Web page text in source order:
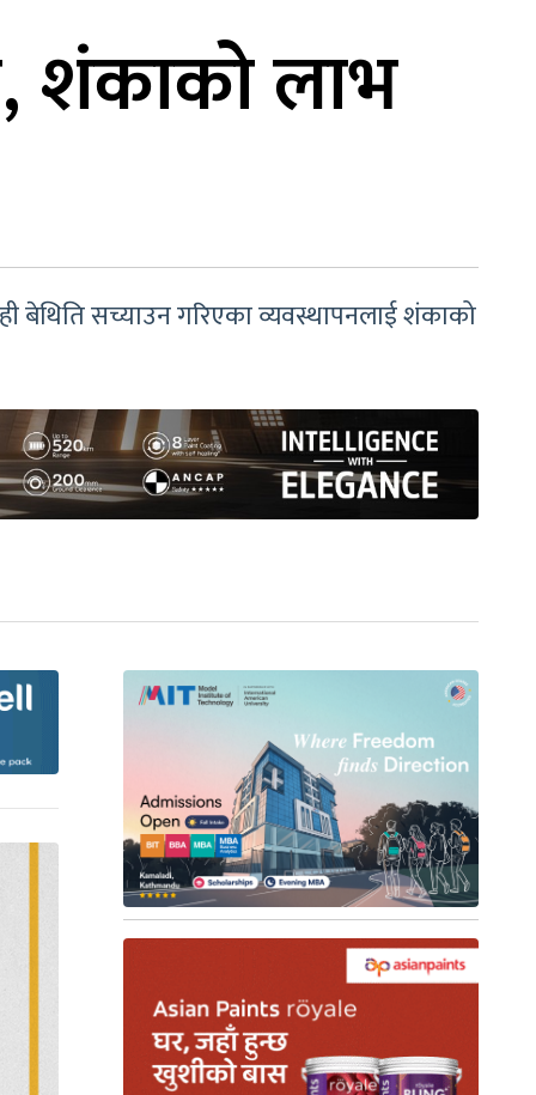
शंकाको लाभ
बेथिति सच्याउन गरिएका व्यवस्थापनलाई शंकाको